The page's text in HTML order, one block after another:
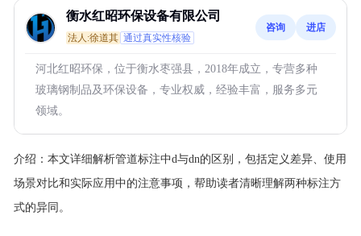
衡水红昭环保设备有限公司
法人:徐道其 通过真实性核验
咨询 进店
河北红昭环保，位于衡水枣强县，2018年成立，专营多种
玻璃钢制品及环保设备，专业权威，经验丰富，服务多元
领域。
介绍： 本文详细解析管道标注中d与dn的区别，包括定义差异、使用
场景对比和实际应用中的注意事项，帮助读者清晰理解两种标注方
式的异同。